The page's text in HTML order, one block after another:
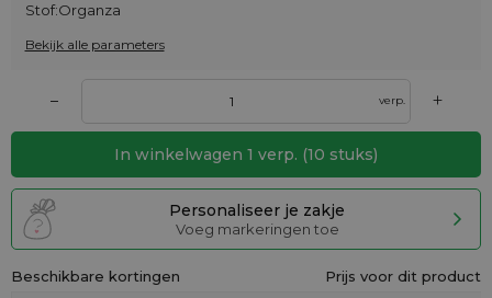
Stof:Organza
Bekijk alle parameters
– verp. +
In winkelwagen 1 verp. (10 stuks)
Personaliseer je zakje
Voeg markeringen toe
Beschikbare kortingen
Prijs voor dit product